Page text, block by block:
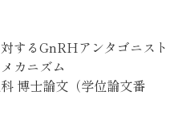
するGnRHアンタゴニスト
カニズム
博士論文（学位論文番